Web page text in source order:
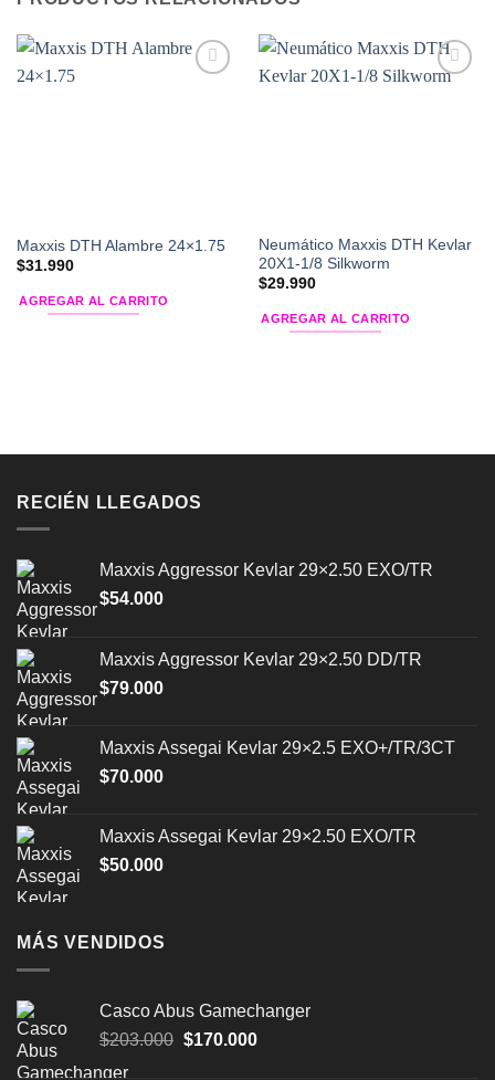
Maxxis DTH Alambre 24×1.75
$31.990
AGREGAR AL CARRITO
Neumático Maxxis DTH Kevlar
20X1-1/8 Silkworm
$29.990
AGREGAR AL CARRITO
RECIÉN LLEGADOS
Maxxis Aggressor Kevlar 29×2.50 EXO/TR
$54.000
Maxxis Aggressor Kevlar 29×2.50 DD/TR
$79.000
Maxxis Assegai Kevlar 29×2.5 EXO+/TR/3CT
$70.000
Maxxis Assegai Kevlar 29×2.50 EXO/TR
$50.000
MÁS VENDIDOS
Casco Abus Gamechanger
$203.000 El
$170.000El